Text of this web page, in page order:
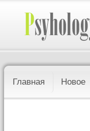
Главная Новое